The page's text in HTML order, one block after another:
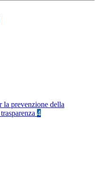
la prevenzione della
4